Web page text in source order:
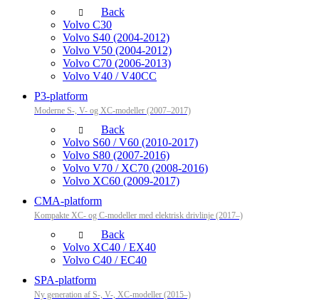
Back
Volvo C30
Volvo S40 (2004-2012)
Volvo V50 (2004-2012)
Volvo C70 (2006-2013)
Volvo V40 / V40CC
P3-platform
Moderne S-, V- og XC-modeller (2007–2017)
Back
Volvo S60 / V60 (2010-2017)
Volvo S80 (2007-2016)
Volvo V70 / XC70 (2008-2016)
Volvo XC60 (2009-2017)
CMA-platform
Kompakte XC- og C-modeller med elektrisk drivlinje (2017–)
Back
Volvo XC40 / EX40
Volvo C40 / EC40
SPA-platform
Ny generation af S-, V-, XC-modeller (2015–)